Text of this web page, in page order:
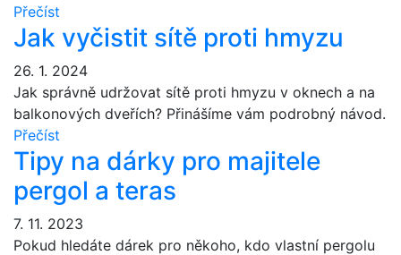
Přečíst
Jak vyčistit sítě proti hmyzu
26. 1. 2024
Jak správně udržovat sítě proti hmyzu v oknech a na
balkonových dveřích? Přinášíme vám podrobný návod.
Přečíst
Tipy na dárky pro majitele
pergol a teras
7. 11. 2023
Pokud hledáte dárek pro někoho, kdo vlastní pergolu